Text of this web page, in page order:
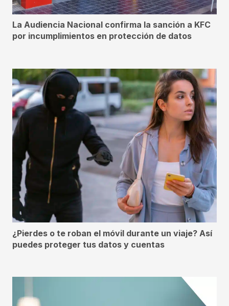
La Audiencia Nacional confirma la sanción a KFC
por incumplimientos en protección de datos
¿Pierdes o te roban el móvil durante un viaje? Así
puedes proteger tus datos y cuentas